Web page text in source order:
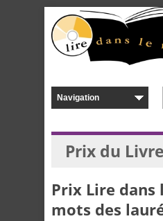
Prix du
Prix Lire dans
mots des